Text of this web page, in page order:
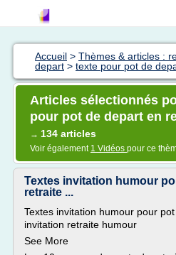
Accueil > Thèmes & articles :
depart > texte pour pot de
Articles sélectionnés
pour pot de depart en
→ 134 articles
Voir également 1 Vidéos pour ce
Textes invitation humour
retraite ...
Textes invitation humour pour
invitation retraite humour
See More